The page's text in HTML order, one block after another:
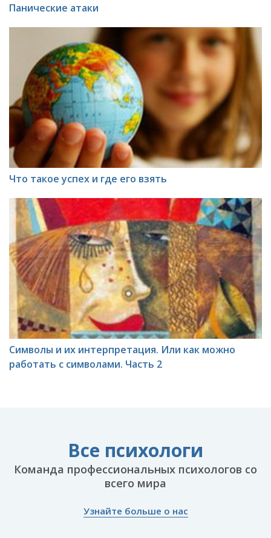
Панические атаки
Что такое успех и где его взять
Символы и их интерпретация. Или как можно
работать с символами. Часть 2
Все психологи
Команда профессиональных психологов со
всего мира
Узнайте больше о нас